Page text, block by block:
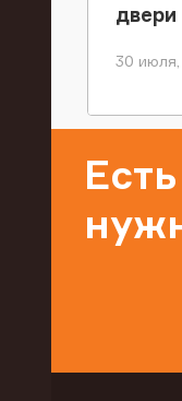
двери
30